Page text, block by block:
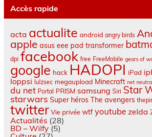
Accès rapide
acta actualite android angry birds
apple asus eee pad transformer
dpi facebook free FreeMobile gears of
google hack HADOPI iPad
loppsi lulzsec megaupload Minecraft net
du net Portal PRISM samsung Siri Star
starwars Super héros The avengers
twitter Vie privée wtf youtube zelda
Actualités (28)
BD – Wilfy(5)